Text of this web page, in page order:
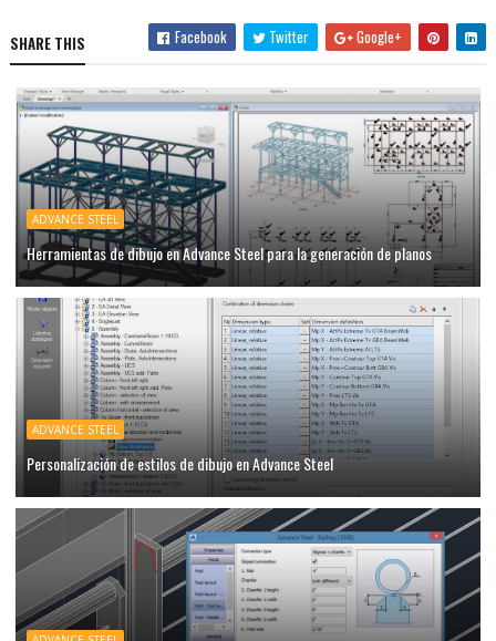
SHARE THIS Facebook Twitter Google+
ADVANCE STEEL
Herramientas de dibujo en Advance Steel para la generación de planos
ADVANCE STEEL
Personalización de estilos de dibujo en Advance Steel